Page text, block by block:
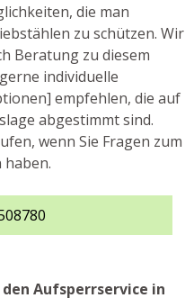
die man
zu schützen. Wir
Beratung zu diesem
individuelle
empfehlen, die auf
abgestimmt sind.
wenn Sie Fragen zum
haben.
Aufsperrservice in